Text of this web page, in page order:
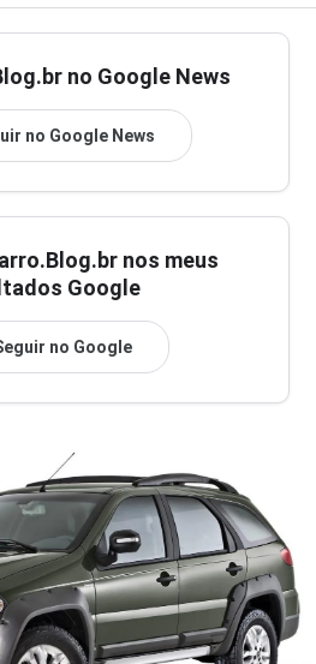
no Google News
no Google News
nos meus
Google
no Google